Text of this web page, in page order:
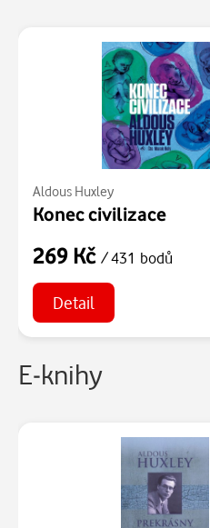
Aldous Huxley
Konec civilizace
269 Kč / 431 bodů
Detail
E-knihy